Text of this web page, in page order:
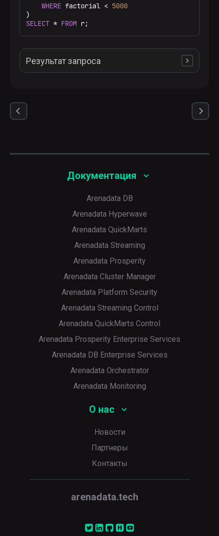
8. │ 8 │     40320 │
   ┌─i─┬─factorial─┐
   └───┴───────────┘
    ┌──i─┬─factorial─┐
    └────┴───────────┘
WHERE factorial < 5000
SELECT * FROM r;
Результат запроса
   ┌─i─┬─factorial─┐
   └───┴───────────┘
   ┌─i─┬─factorial─┐
5. │ 5 │       120 │
   ┌─i─┬─factorial─┐
   └───┴───────────┘
Документация
Arenadata DB
Arenadata Hyperwave
Arenadata QuickMarts
Arenadata Streaming
Arenadata Prosperity
Arenadata Cluster Manager
Arenadata Platform Security
Arenadata Streaming Control
Arenadata QuickMarts Control
Arenadata Prosperity Enterprise Services
Arenadata DB Enterprise Services
Arenadata Orchestrator
Arenadata Monitoring
О нас
Новости
Партнеры
Контакты
arenadata.tech